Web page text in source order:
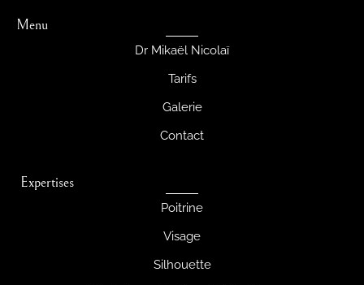
Expertises
Poitrine
Visage
Silhouette
Menu
Dr Mikaël Nicolaï
Tarifs
Galerie
Contact